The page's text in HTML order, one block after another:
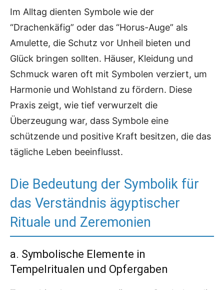
Im Alltag dienten Symbole wie der
“Drachenkäfig” oder das “Horus-Auge” als
Amulette, die Schutz vor Unheil bieten und
Glück bringen sollten. Häuser, Kleidung und
Schmuck waren oft mit Symbolen verziert, um
Harmonie und Wohlstand zu fördern. Diese
Praxis zeigt, wie tief verwurzelt die
Überzeugung war, dass Symbole eine
schützende und positive Kraft besitzen, die das
tägliche Leben beeinflusst.
Die Bedeutung der Symbolik für
das Verständnis ägyptischer
Rituale und Zeremonien
a. Symbolische Elemente in
Tempelritualen und Opfergaben